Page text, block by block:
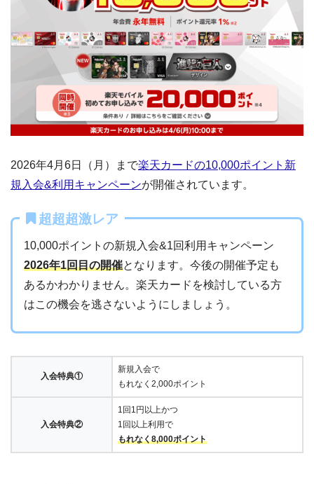
2026年4月6日（月）まで楽天カードの10,000ポイント新
規入会&利用キャンペーンが開催されています。
超超超激レア
10,000ポイントの新規入会&1回利用キャンペーン
2026年1回目の開催となります。今後の開催予定も
あるかわかりません。楽天カードを検討している方
はこの機会を逃さないようにしましょう。
入会特典①
新規入会で
もれなく2,000ポイント
入会特典②
1回1円以上かつ
1回以上利用で
もれなく8,000ポイント